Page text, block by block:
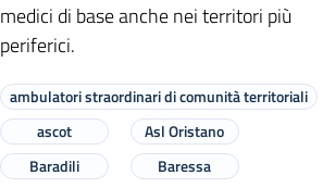
medici di base anche nei territori più
periferici.
ambulatori straordinari di comunità territoriali
ascot
Asl Oristano
Baradili
Baressa